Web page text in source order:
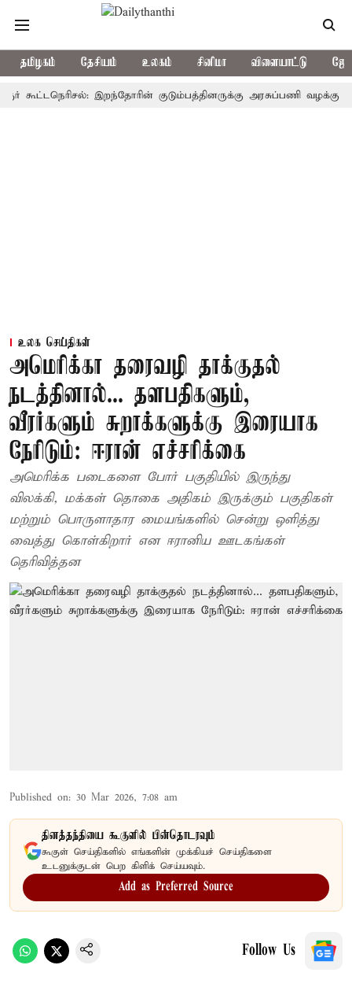
தமிழகம் தேசியம் உலகம் சினிமா விளையாட்டு
இறந்தோரின் குடும்பத்தினருக்கு அரசுப்பணி வழக்கு; வரும்
உலக செய்திகள்
அமெரிக்கா தரைவழி தாக்குதல்
நடத்தினால்... தளபதிகளும்,
வீரர்களும் சுறாக்களுக்கு இரையாக
நேரிடும்: ஈரான் எச்சரிக்கை
அமெரிக்க படைகளை போர் பகுதியில் இருந்து
விலக்கி, மக்கள் தொகை அதிகம் இருக்கும் பகுதிகள்
மற்றும் பொருளாதார மையங்களில் சென்று ஒளித்து
வைத்து கொள்கிறார் என ஈரானிய ஊடகங்கள்
தெரிவித்தன
Published on: 30 Mar 2026, 7:08 am
தினத்தந்தியை கூகுளில் பின்தொடரவும்
கூகுள் செய்திகளில் எங்களின் முக்கியச் செய்திகளை
உடனுக்குடன் பெற கிளிக் செய்யவும்.
Add as Preferred Source
Follow Us